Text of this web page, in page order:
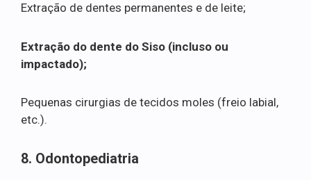
Extração de dentes permanentes e de leite;
Extração do dente do Siso (incluso ou
impactado);
Pequenas cirurgias de tecidos moles (freio labial,
etc.).
8. Odontopediatria